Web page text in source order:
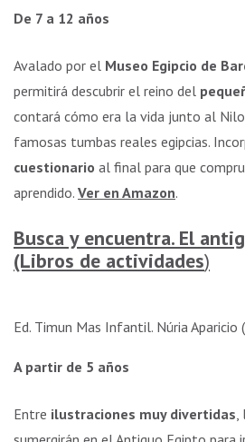
De 7 a 12 años
Avalado por el Museo Egipcio de
permitirá descubrir el reino del
contará cómo era la vida junto al Nilo
famosas tumbas reales egipcias.
cuestionario al final para que
aprendido. Ver en Amazon.
Busca y encuentra. El
(Libros de actividades)
Ed. Timun Mas Infantil. Núria Aparicio
A partir de 5 años
Entre ilustraciones muy divertidas,